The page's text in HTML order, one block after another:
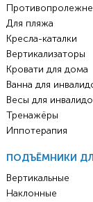
Для пляжа
Кресла-каталки
Вертикализаторы
Кровати для дома
Ванна для
Весы для
Тренажёры
Иппотерапия
ПОДЪЁМНИКИ
Вертикальные
Наклонные